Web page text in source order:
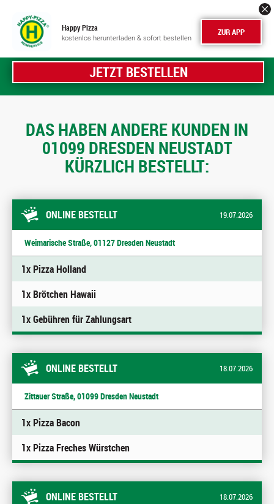
Happy Pizza
kostenlos herunterladen & sofort bestellen ZUR APP
JETZT BESTELLEN
DAS HABEN ANDERE KUNDEN IN
01099 DRESDEN NEUSTADT
KÜRZLICH BESTELLT:
ONLINE BESTELLT 19.07.2026
Weimarische Straße, 01127 Dresden Neustadt
1x Pizza Holland
1x Brötchen Hawaii
1x Gebühren für Zahlungsart
ONLINE BESTELLT 18.07.2026
Zittauer Straße, 01099 Dresden Neustadt
1x Pizza Bacon
1x Pizza Freches Würstchen
ONLINE BESTELLT 18.07.2026